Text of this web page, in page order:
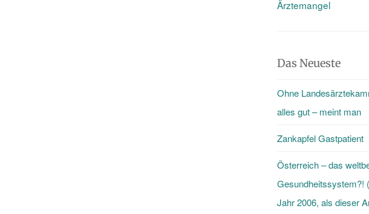
Ärztemangel
Das Neueste
Ohne
alles gut – meint man
Zankapfel Gastpatient
Österreich – das
Gesundheitssystem?!
Jahr 2006, als dieser